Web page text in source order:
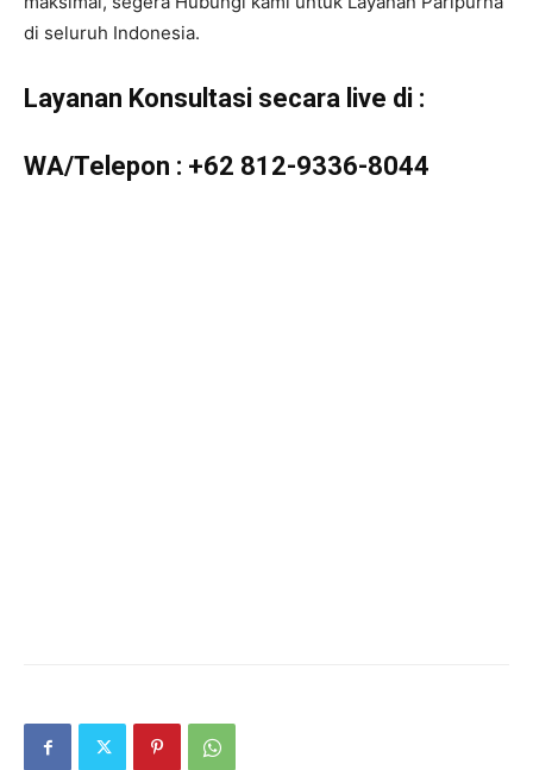
di seluruh Indonesia.
Layanan Konsultasi secara live di :
WA/Telepon : +62 812-9336-8044